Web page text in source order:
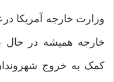
وزارت خارجه آمریکا
خارجه همیشه در حال
کمک به خروج